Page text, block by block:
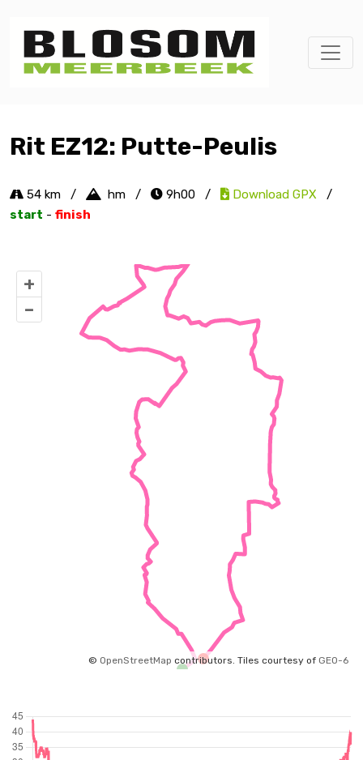
Rit EZ12: Putte-Peulis
54 km / hm / 9h00 / Download GPX
/
start - finish
+
–
© OpenStreetMap contributors. Tiles courtesy of GEO-6